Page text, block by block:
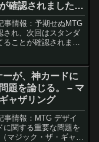
確認されました。
・ギャザリング
事情報：予期せぬMTG
され、次回はスタンダ
ることが確認されまし
期待されていました
ーが、神カードに
題を論じる。 – マ
ャザリング
事情報：MTG デザイ
に関する重要な問題を
ジック・ザ・ギャザ